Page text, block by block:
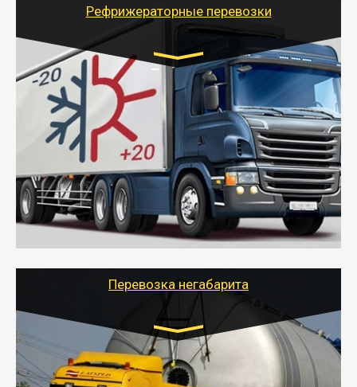
Рефрижераторные перевозки
Транспорт:
Газель (1,5 и 3 тонны), Бычок, Еврофура от 5 до
10 тонн
от 6000 руб.
- Рефрижераторные перевозки грузов с
соблюдением температурного режима, работающим
термописцем, санитарной обработкой кузова и мед.
книжкой у водителя.
- Тайгер Логистик поможет быстро перевезти
скоропортящиеся продукты в любой город России с
Перевозка негабарита
Цена за км. Рассчитывается
индивидуально